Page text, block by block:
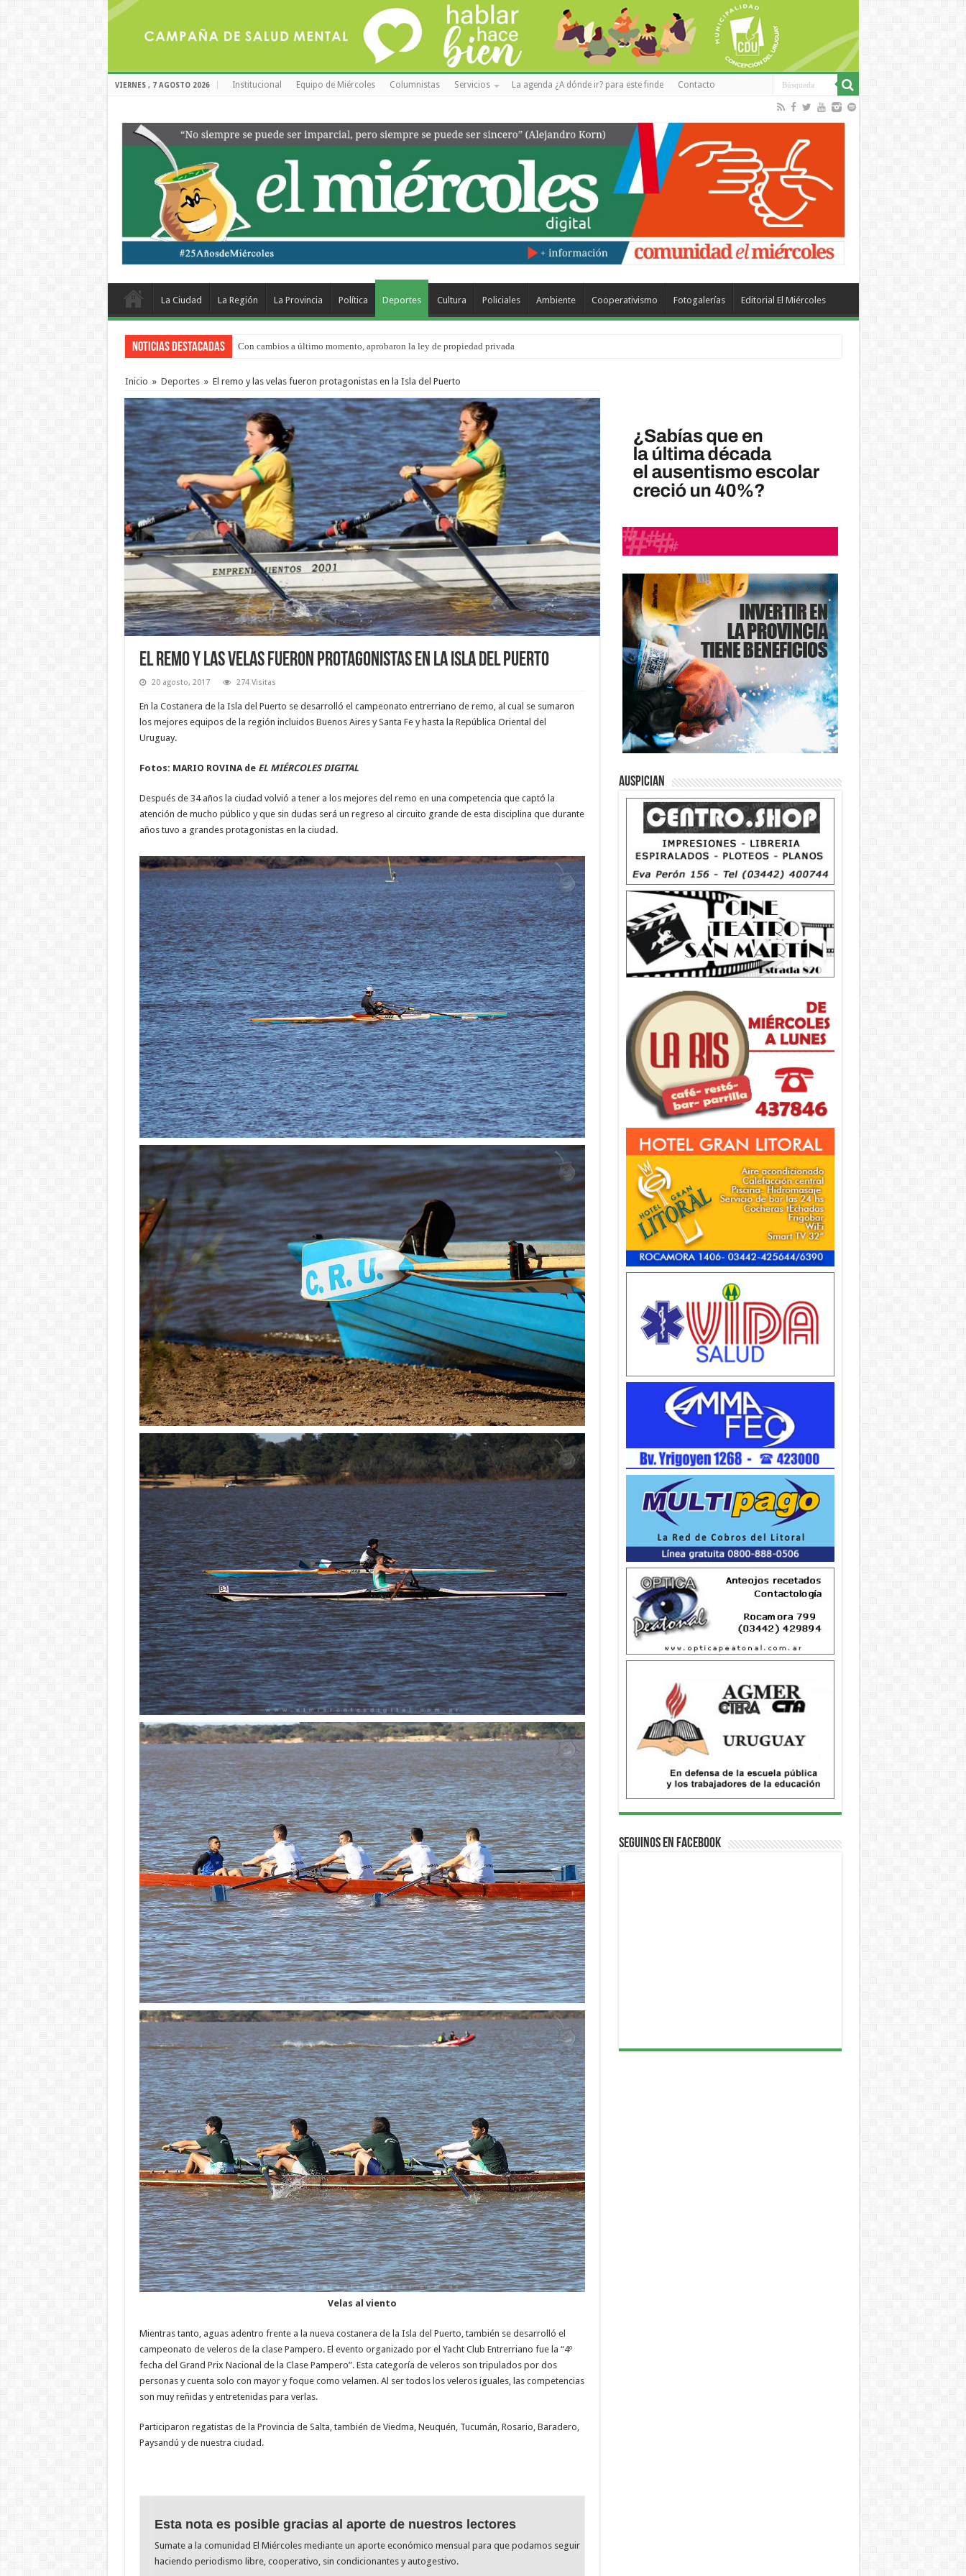
VIERNES , 7 AGOSTO 2026 Institucional Equipo de Miércoles Columnistas Servicios La agenda ¿A dónde ir? para este finde Contacto
La Ciudad La Región La Provincia Política Deportes Cultura Policiales Ambiente Cooperativismo Fotogalerías Editorial El Miércoles
Noticias Destacadas Del viernes 7 al domingo 9 de agosto: la agenda ¿A dónde ir? para este finde
Inicio » Deportes » El remo y las velas fueron protagonistas en la Isla del Puerto
El remo y las velas fueron protagonistas en la Isla del Puerto
20 agosto, 2017 274 Visitas
En la Costanera de la Isla del Puerto se desarrolló el campeonato entrerriano de remo, al cual se sumaron
los mejores equipos de la región incluidos Buenos Aires y Santa Fe y hasta la República Oriental del
Uruguay.
Fotos: MARIO ROVINA de EL MIÉRCOLES DIGITAL
Después de 34 años la ciudad volvió a tener a los mejores del remo en una competencia que captó la
atención de mucho público y que sin dudas será un regreso al circuito grande de esta disciplina que durante
años tuvo a grandes protagonistas en la ciudad.
Velas al viento
Mientras tanto, aguas adentro frente a la nueva costanera de la Isla del Puerto, también se desarrolló el
campeonato de veleros de la clase Pampero. El evento organizado por el Yacht Club Entrerriano fue la “4º
fecha del Grand Prix Nacional de la Clase Pampero”. Esta categoría de veleros son tripulados por dos
personas y cuenta solo con mayor y foque como velamen. Al ser todos los veleros iguales, las competencias
son muy reñidas y entretenidas para verlas.
Participaron regatistas de la Provincia de Salta, también de Viedma, Neuquén, Tucumán, Rosario, Baradero,
Paysandú y de nuestra ciudad.
Esta nota es posible gracias al aporte de nuestros lectores
Sumate a la comunidad El Miércoles mediante un aporte económico mensual para que podamos seguir
haciendo periodismo libre, cooperativo, sin condicionantes y autogestivo.
Auspician
Seguinos en Facebook